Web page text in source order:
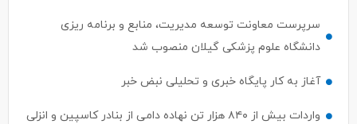
سرپرست معاونت توسعه مدیریت، منابع و برنامه ریزی
دانشگاه علوم پزشکی گیلان منصوب شد
آغاز به کار پایگاه خبری و تحلیلی نبض خبر
واردات بیش از ۸۴۰ هزار تن نهاده دامی از بنادر كاسپین و انزلی